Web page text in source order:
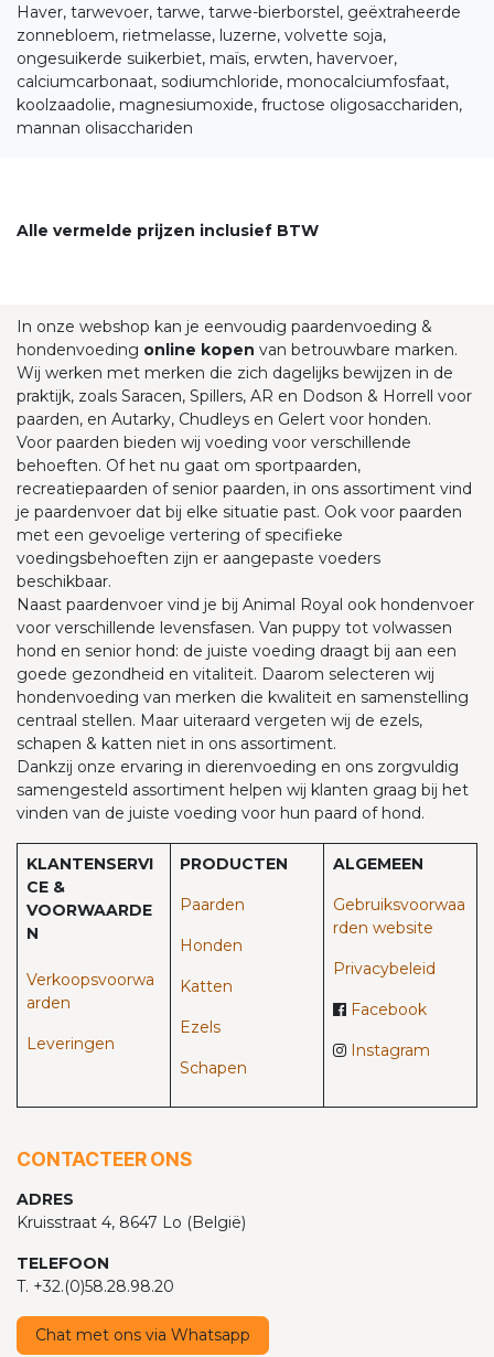
Haver, tarwevoer, tarwe, tarwe-bierborstel, geëxtraheerde
zonnebloem, rietmelasse, luzerne, volvette soja,
ongesuikerde suikerbiet, maïs, erwten, havervoer,
calciumcarbonaat, sodiumchloride, monocalciumfosfaat,
koolzaadolie, magnesiumoxide, fructose oligosacchariden,
mannan olisacchariden
Alle vermelde prijzen inclusief BTW
In onze webshop kan je eenvoudig paardenvoeding &
hondenvoeding online kopen van betrouwbare marken.
Wij werken met merken die zich dagelijks bewijzen in de
praktijk, zoals Saracen, Spillers, AR en Dodson & Horrell voor
paarden, en Autarky, Chudleys en Gelert voor honden.
Voor paarden bieden wij voeding voor verschillende
behoeften. Of het nu gaat om sportpaarden,
recreatiepaarden of senior paarden, in ons assortiment vind
je paardenvoer dat bij elke situatie past. Ook voor paarden
met een gevoelige vertering of specifieke
voedingsbehoeften zijn er aangepaste voeders
beschikbaar.
Naast paardenvoer vind je bij Animal Royal ook hondenvoer
voor verschillende levensfasen. Van puppy tot volwassen
hond en senior hond: de juiste voeding draagt bij aan een
goede gezondheid en vitaliteit. Daarom selecteren wij
hondenvoeding van merken die kwaliteit en samenstelling
centraal stellen. Maar uiteraard vergeten wij de ezels,
schapen & katten niet in ons assortiment.
Dankzij onze ervaring in dierenvoeding en ons zorgvuldig
samengesteld assortiment helpen wij klanten graag bij het
vinden van de juiste voeding voor hun paard of hond.
KLANTENSERVI
CE &
VOORWAARDE
N
Verkoopsvoorwa
arden
Leveringen
PRODUCTEN
Paarden​
Honden
Katten
Ezels
Schapen
ALGEMEEN
Gebruiksvoorwaa
rden website
Privacybeleid
Facebook
Instagram
CONTACTEER ONS
ADRES
Kruisstraat 4, 8647 Lo (België)
TELEFOON
T. +32.(0)58.28.98.20
Chat met ons via Whatsapp